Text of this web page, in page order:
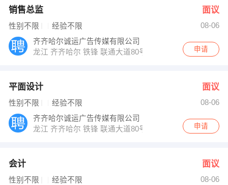
【哈尔滨国安特种设备技术服务有限公司 】 强势入驻
销售总监 面议
性别不限 经验不限
08-06
齐齐哈尔诚运广告传媒有限公司
龙江 齐齐哈尔 铁锋 联通大道80号万力皮革城一层门市
申请
平面设计 面议
性别不限 经验不限
08-06
齐齐哈尔诚运广告传媒有限公司
龙江 齐齐哈尔 铁锋 联通大道80号万力皮革城一层门市
申请
会计 面议
性别不限 经验不限
08-06